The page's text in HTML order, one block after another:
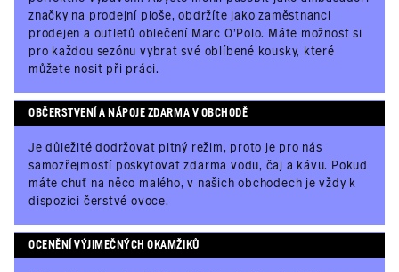
značky na prodejní ploše, obdržíte jako zaměstnanci
prodejen a outletů oblečení Marc O'Polo. Máte možnost si
pro každou sezónu vybrat své oblíbené kousky, které
můžete nosit při práci.
OBČERSTVENÍ A NÁPOJE ZDARMA V OBCHODĚ
Je důležité dodržovat pitný režim, proto je pro nás
samozřejmostí poskytovat zdarma vodu, čaj a kávu. Pokud
máte chuť na něco malého, v našich obchodech je vždy k
dispozici čerstvé ovoce.
OCENĚNÍ VÝJIMEČNÝCH OKAMŽIKŮ